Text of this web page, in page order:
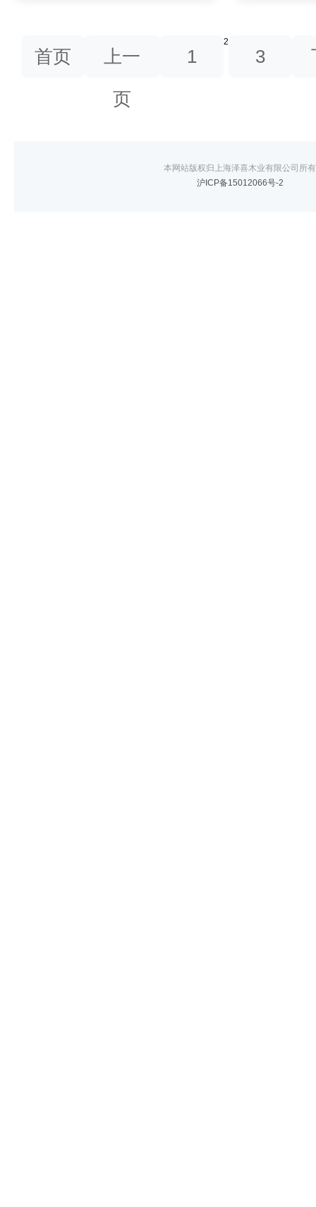
首页
上一
页
1
2
3
本网站版权归上海泽喜木业有限公司所有
沪ICP备15012066号-2